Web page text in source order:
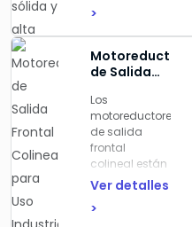
helicoidales
y corona
sinfín
que requieren
alta
reducción de
velocidad y
transmisión
de potencia
confiable. Su
diseño
combina
engranajes
con corona
sinfín,
>
Motoreductores
de Salida
Colineal
para Uso
Industrial
Pesado en
Ambientes
Hostiles
Los
motoreductores
de salida
frontal
colineal están
diseñados
para
Ver detalles
>